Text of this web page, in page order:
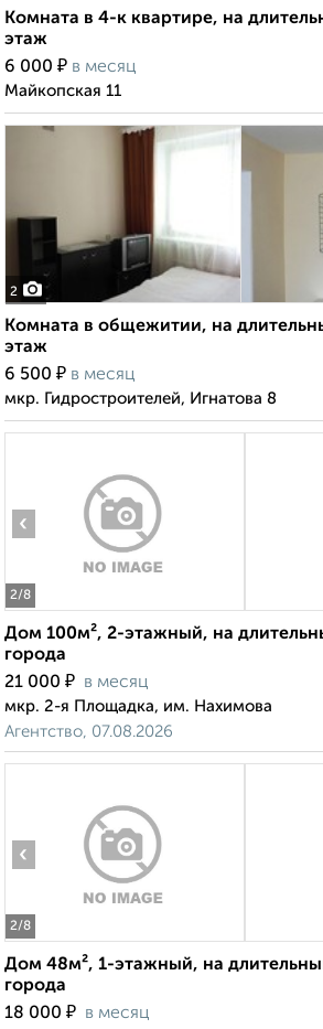
Комната в 4-к квартире, на
этаж
6 000 ₽ в месяц
Майкопская 11
2
Комната в общежитии, на
этаж
6 500 ₽ в месяц
мкр. Гидростроителей, Игнатова 8
2/8
‹
Дом 100м², 2-этажный, на
города
21 000 ₽ в месяц
мкр. 2-я Площадка, им. Нахимова
Агентство, 07.08.2026
2/8
‹
Дом 48м², 1-этажный, на
города
18 000 ₽ в месяц